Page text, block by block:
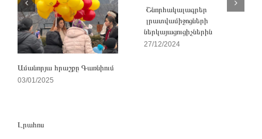
Ամանորյա հրաշքը Գառնիում
03/01/2025
Շնորհակալագրեր
լրատվամիջոցների
ներկայացուցիչներին
27/12/2024
Լրահոս